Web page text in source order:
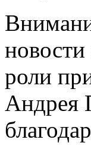
роли
Андрея